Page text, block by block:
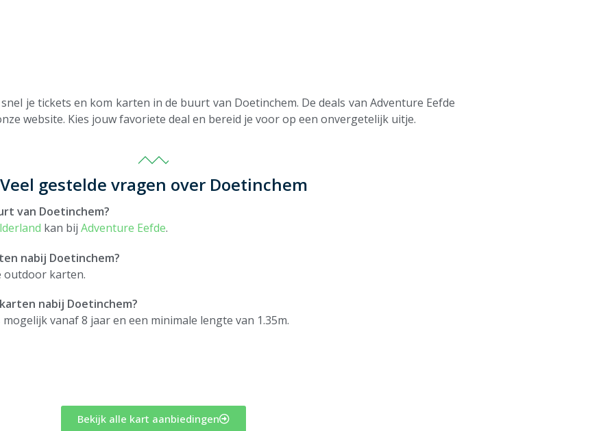
je tickets en kom karten in de buurt van Doetinchem. De deals van Adventure Eefde
website. Kies jouw favoriete deal en bereid je voor op een onvergetelijk uitje.
Veel gestelde vragen over Doetinchem
van Doetinchem?
kan bij Adventure Eefde.
nabij Doetinchem?
outdoor karten.
nabij Doetinchem?
vanaf 8 jaar en een minimale lengte van 1.35m.
Bekijk alle kart aanbiedingen